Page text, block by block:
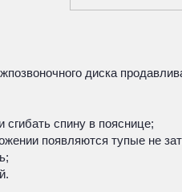
диска
сгибать спину в пояснице;
появляются тупые не